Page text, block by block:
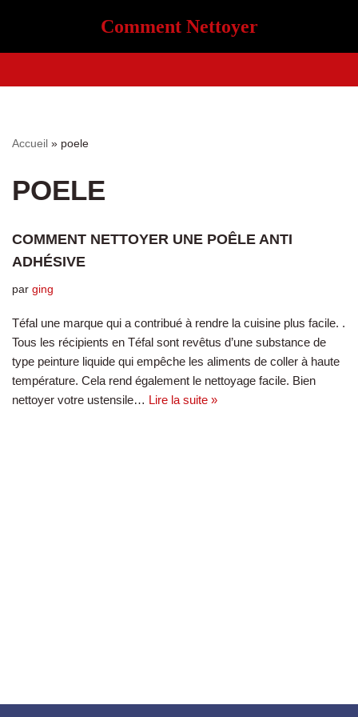
Comment Nettoyer
Accueil » poele
POELE
COMMENT NETTOYER UNE POÊLE ANTI
ADHÉSIVE
par ging
Téfal une marque qui a contribué à rendre la cuisine plus facile. .
Tous les récipients en Téfal sont revêtus d’une substance de
type peinture liquide qui empêche les aliments de coller à haute
température. Cela rend également le nettoyage facile. Bien
nettoyer votre ustensile… Lire la suite »